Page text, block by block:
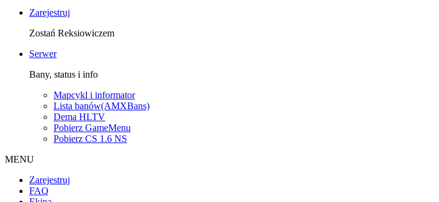
Zarejestruj
Zostań Reksiowiczem
Serwer
Bany, status i info
Mapcykl i informator
Lista banów(AMXBans)
Dema HLTV
Pobierz GameMenu
Pobierz CS 1.6 NS
MENU
Zarejestruj
FAQ